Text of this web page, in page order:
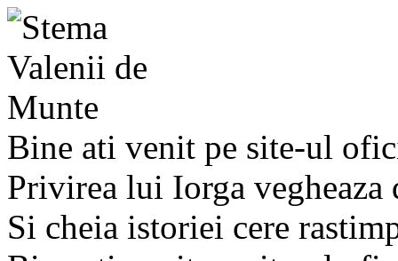
Bine ati venit pe site-ul
Privirea lui Iorga
Si cheia istoriei cere